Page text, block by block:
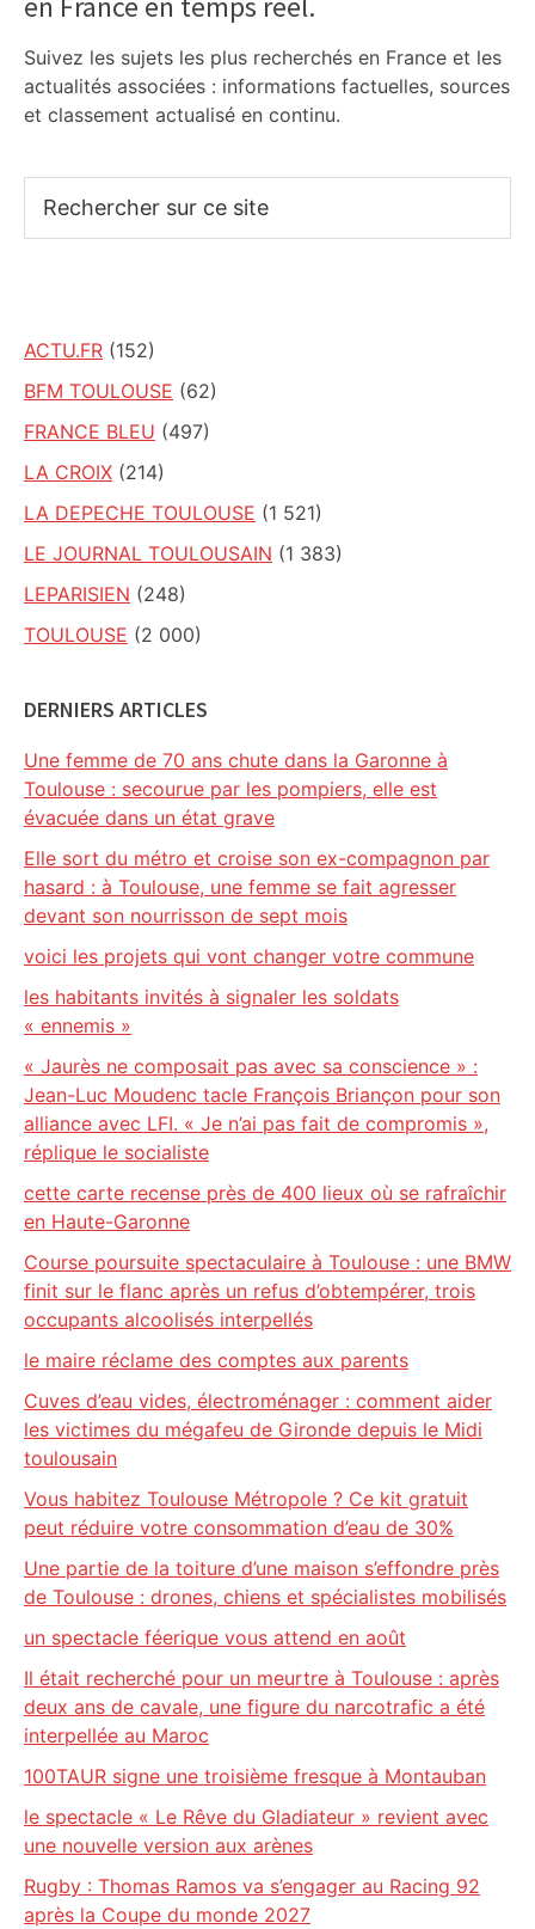
Sidebar
Suivez les sujets les plus recherchés en France et les
actualités associées : informations factuelles, sources
et classement actualisé en continu.
sur
ACTU.FR (152)
BFM TOULOUSE (62)
FRANCE BLEU (497)
LA CROIX (214)
LA DEPECHE TOULOUSE (1 521)
LE JOURNAL TOULOUSAIN (1 383)
LEPARISIEN (248)
TOULOUSE (2 000)
DERNIERS ARTICLES
Une femme de 70 ans chute dans la Garonne à
Toulouse : secourue par les pompiers, elle est
évacuée dans un état grave
Elle sort du métro et croise son ex-compagnon par
hasard : à Toulouse, une femme se fait agresser
devant son nourrisson de sept mois
voici les projets qui vont changer votre commune
les habitants invités à signaler les soldats
« ennemis »
« Jaurès ne composait pas avec sa conscience » :
Jean-Luc Moudenc tacle François Briançon pour son
alliance avec LFI. « Je n’ai pas fait de compromis »,
réplique le socialiste
cette carte recense près de 400 lieux où se rafraîchir
en Haute-Garonne
Course poursuite spectaculaire à Toulouse : une BMW
finit sur le flanc après un refus d’obtempérer, trois
occupants alcoolisés interpellés
le maire réclame des comptes aux parents
Cuves d’eau vides, électroménager : comment aider
les victimes du mégafeu de Gironde depuis le Midi
toulousain
Vous habitez Toulouse Métropole ? Ce kit gratuit
peut réduire votre consommation d’eau de 30%
Une partie de la toiture d’une maison s’effondre près
de Toulouse : drones, chiens et spécialistes mobilisés
un spectacle féerique vous attend en août
Il était recherché pour un meurtre à Toulouse : après
deux ans de cavale, une figure du narcotrafic a été
interpellée au Maroc
100TAUR signe une troisième fresque à Montauban
le spectacle « Le Rêve du Gladiateur » revient avec
une nouvelle version aux arènes
Rugby : Thomas Ramos va s’engager au Racing 92
après la Coupe du monde 2027